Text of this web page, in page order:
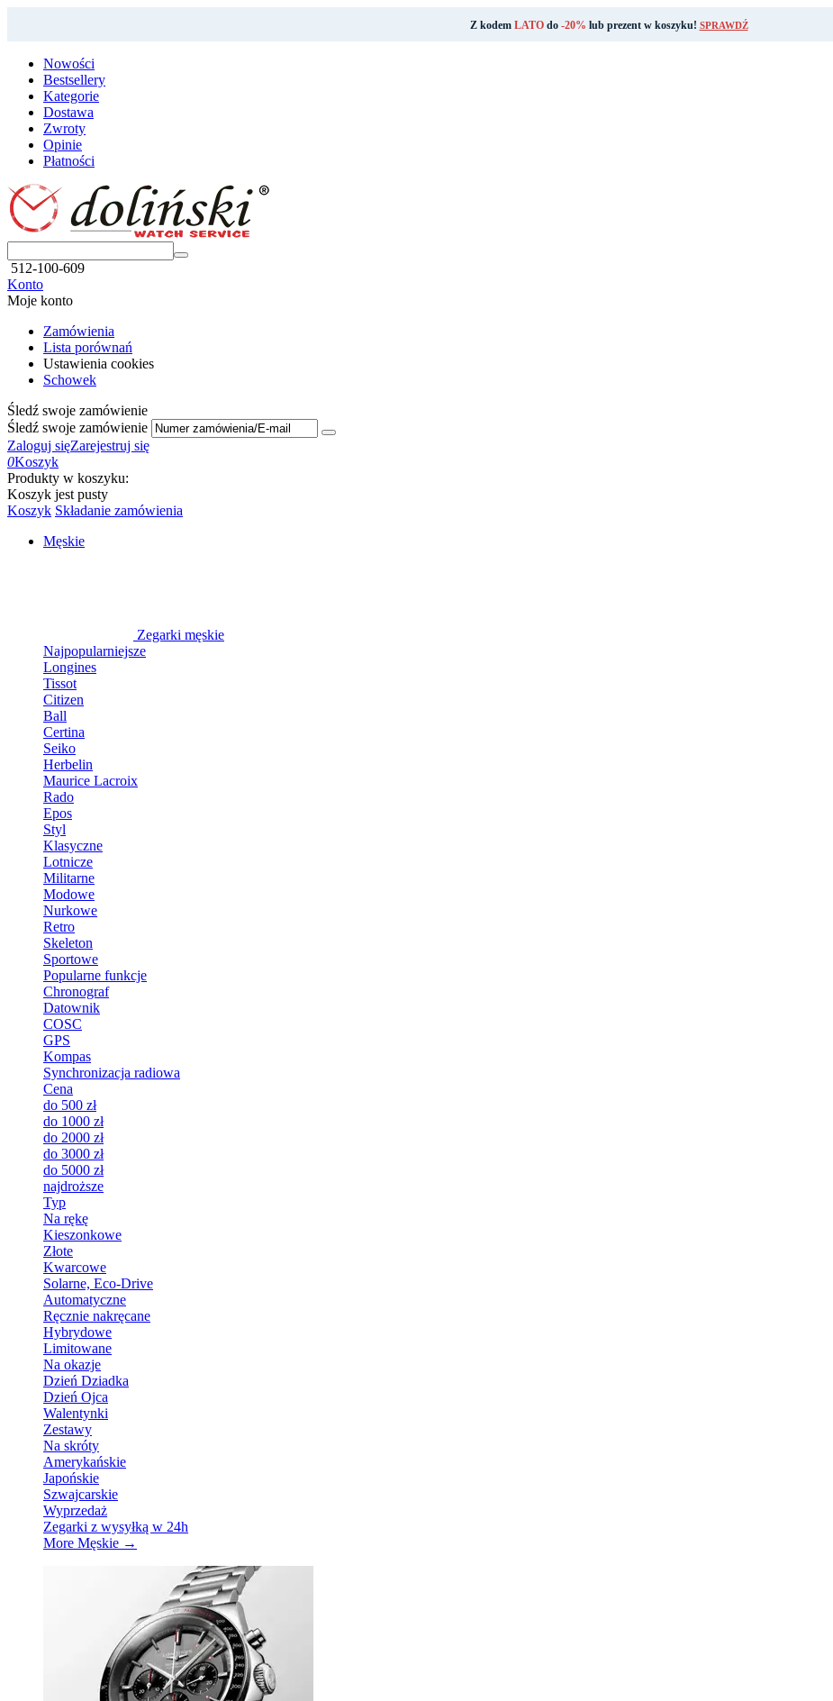
Z kodem LATOdo -20% lub prezent w koszyku! SPRAWDŹ
Nowości
Bestsellery
Kategorie
Dostawa
Zwroty
Opinie
Płatności
512-100-609
Konto
Moje konto
Zamówienia
Lista porównań
Ustawienia cookies
Schowek
Śledź swoje zamówienie
Śledź swoje zamówienie
Zaloguj sięZarejestruj się
0Koszyk
Produkty w koszyku:
Koszyk jest pusty
Koszyk Składanie zamówienia
Męskie
Zegarki męskie
Najpopularniejsze
Longines
Tissot
Citizen
Ball
Certina
Seiko
Herbelin
Maurice Lacroix
Rado
Epos
Styl
Klasyczne
Lotnicze
Militarne
Modowe
Nurkowe
Retro
Skeleton
Sportowe
Popularne funkcje
Chronograf
Datownik
COSC
GPS
Kompas
Synchronizacja radiowa
Cena
do 500 zł
do 1000 zł
do 2000 zł
do 3000 zł
do 5000 zł
najdroższe
Typ
Na rękę
Kieszonkowe
Złote
Kwarcowe
Solarne, Eco-Drive
Automatyczne
Ręcznie nakręcane
Hybrydowe
Limitowane
Na okazje
Dzień Dziadka
Dzień Ojca
Walentynki
Zestawy
Na skróty
Amerykańskie
Japońskie
Szwajcarskie
Wyprzedaż
Zegarki z wysyłką w 24h
More Męskie →